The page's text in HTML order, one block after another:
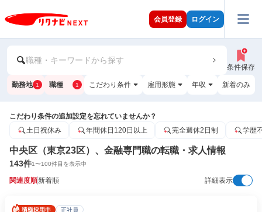
会員登録 ログイン
職種・キーワードから探す
条件保存
勤務地 1 職種 1 こだわり条件 雇用形態 年収 新着のみ
こだわり条件の追加設定を忘れていませんか？
土日祝休み
年間休日120日以上 完全週休2日制 学歴
中央区（東京23区）、金融専門職の転職・求人情報
143件1〜100件目を表示中
関連度順新着順 詳細表示
正社員